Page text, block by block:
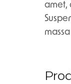
amet,